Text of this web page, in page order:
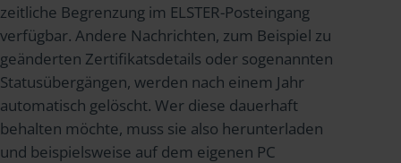
zeitliche Begrenzung im ELSTER-Posteingang
verfügbar. Andere Nachrichten, zum Beispiel zu
geänderten Zertifikatsdetails oder sogenannten
Statusübergängen, werden nach einem Jahr
automatisch gelöscht. Wer diese dauerhaft
behalten möchte, muss sie also herunterladen
und beispielsweise auf dem eigenen PC